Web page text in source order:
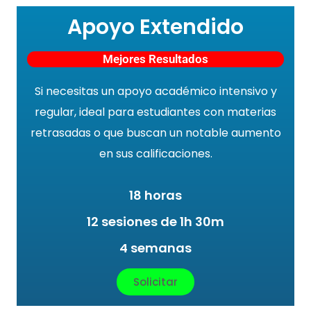
Apoyo Extendido
Mejores Resultados
Si necesitas un apoyo académico intensivo y
regular, ideal para estudiantes con materias
retrasadas o que buscan un notable aumento
en sus calificaciones.
18 horas
12 sesiones de 1h 30m
4 semanas
Solicitar